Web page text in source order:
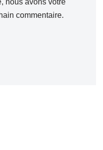
nous avons votre
commentaire.